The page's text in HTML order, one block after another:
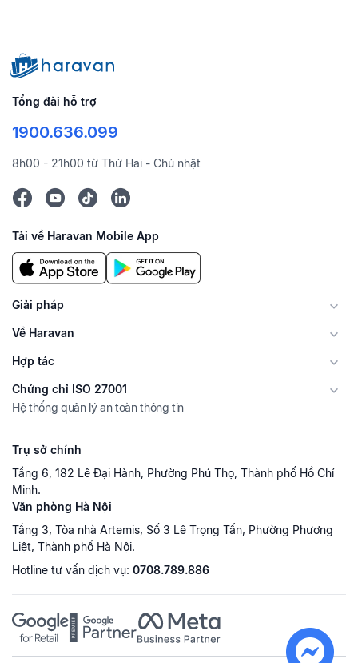
Tổng đài hỗ trợ
1900.636.099
8h00 - 21h00 từ Thứ Hai - Chủ nhật
Tải về Haravan Mobile App
Giải pháp
Về Haravan
Hợp tác
Chứng chỉ ISO 27001
Hệ thống quản lý an toàn thông tin
Trụ sở chính
Tầng 6, 182 Lê Đại Hành, Phường Phú Thọ, Thành phố Hồ Chí
Minh.
Văn phòng Hà Nội
Tầng 3, Tòa nhà Artemis, Số 3 Lê Trọng Tấn, Phường Phương
Liệt, Thành phố Hà Nội.
Hotline tư vấn dịch vụ: 0708.789.886